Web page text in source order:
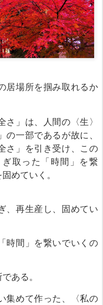
居場所を掴み取れるか
さ」 は、
人間の〈生〉
の一部であるが故に、
さ」を引き受け、この
ぎ取った
「時間」を繋
めていく 。
、再生産し、 固めて い
時間」を繋いでいくの
ある。
集めて作った、〈私の